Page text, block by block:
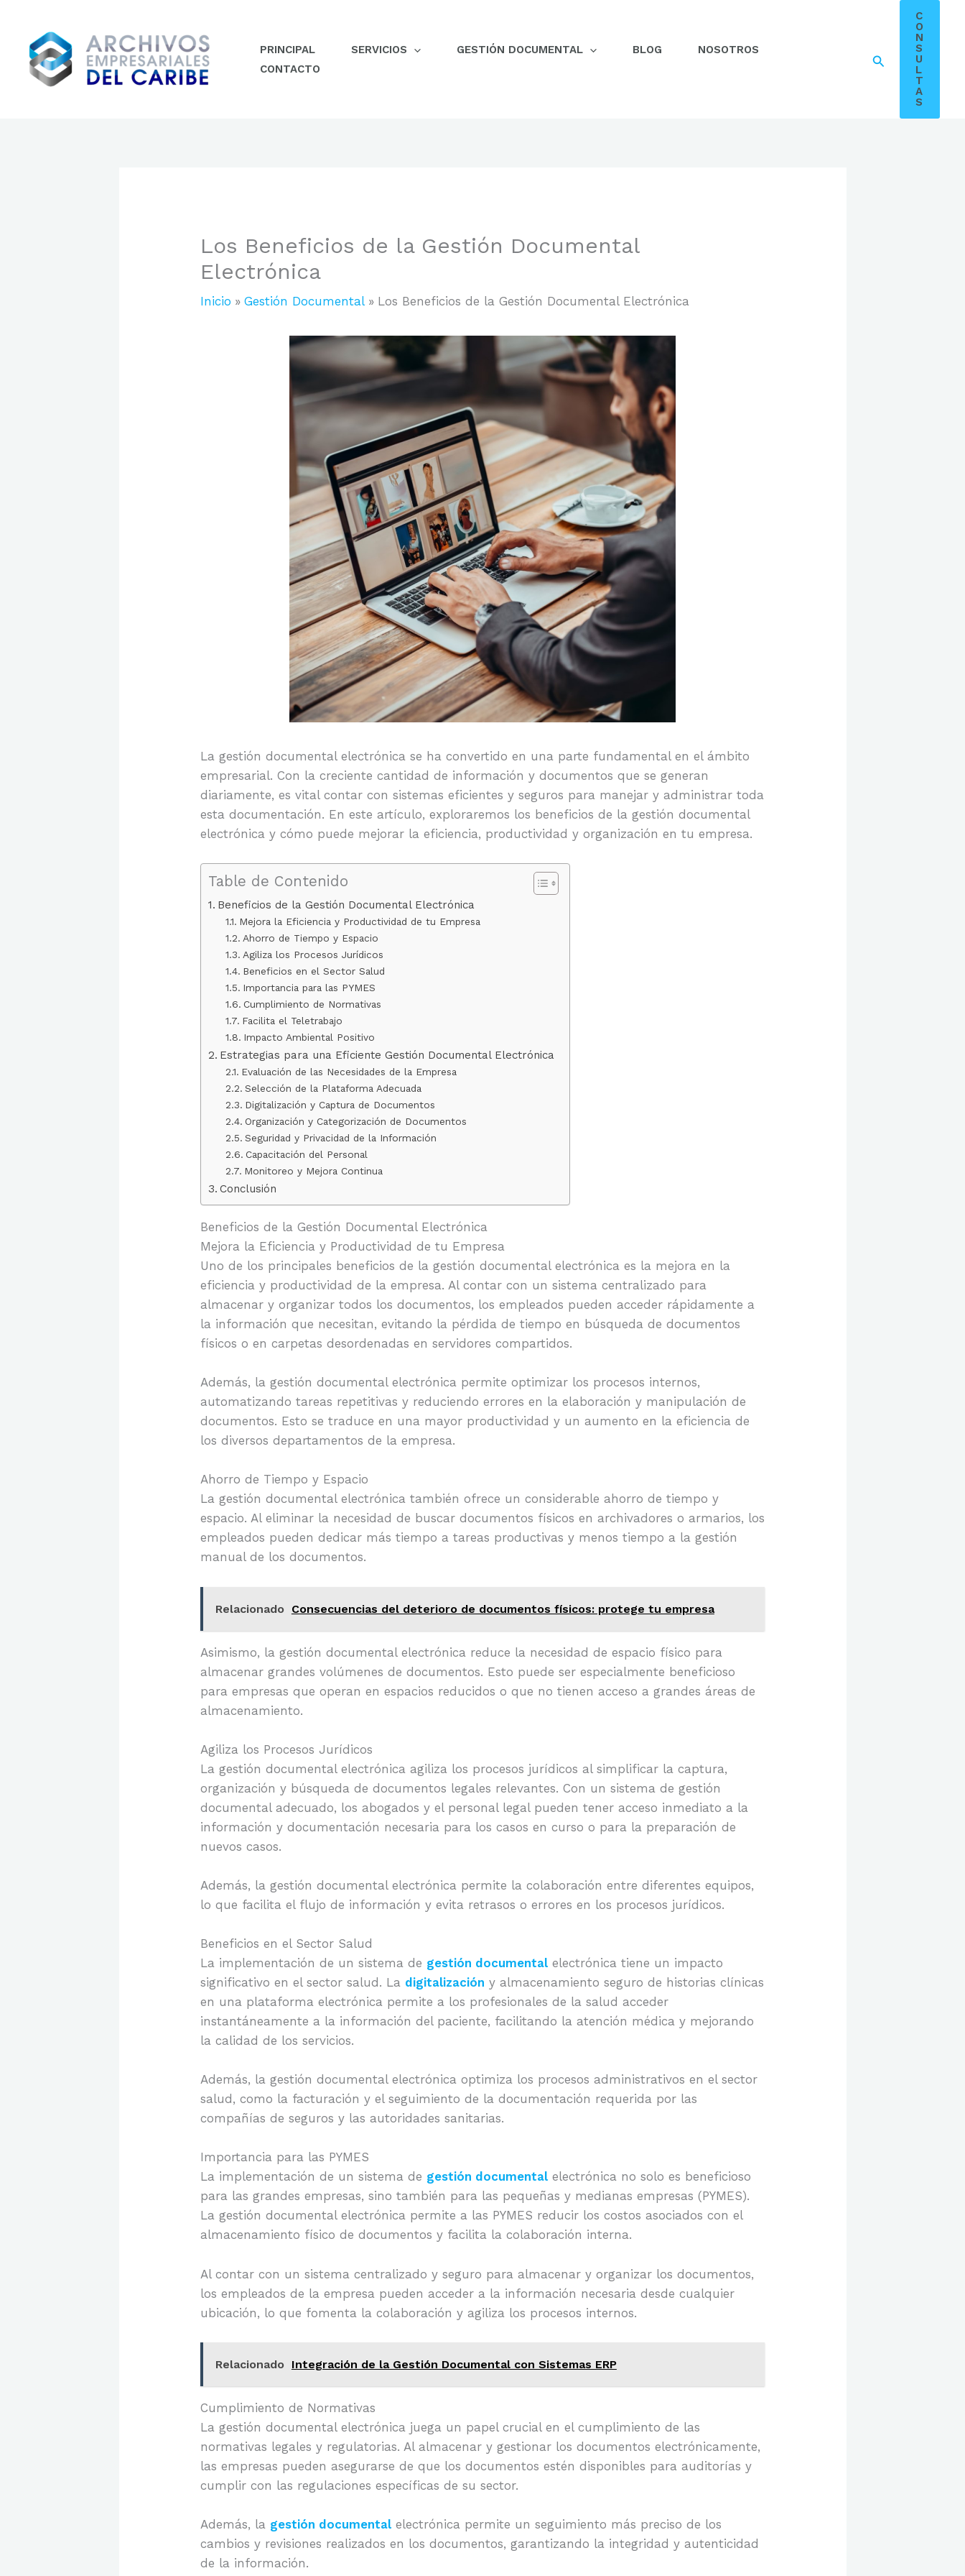
contenido
PRINCIPAL SERVICIOS GESTIÓN DOCUMENTAL BLOG
NOSOTROS
CONTACTO
Buscar
C
O
N
S
U
L
T
A
S
Los Beneficios de la Gestión Documental
Electrónica
Inicio Gestión Documental Los Beneficios de la Gestión Documental Electrónica
La gestión documental electrónica se ha convertido en una parte fundamental en el ámbito
empresarial. Con la creciente cantidad de información y documentos que se generan
diariamente, es vital contar con sistemas eficientes y seguros para manejar y administrar toda
esta documentación. En este artículo, exploraremos los beneficios de la gestión documental
electrónica y cómo puede mejorar la eficiencia, productividad y organización en tu empresa.
Table de Contenido
Beneficios de la Gestión Documental Electrónica
Mejora la Eficiencia y Productividad de tu Empresa
Ahorro de Tiempo y Espacio
Agiliza los Procesos Jurídicos
Beneficios en el Sector Salud
Importancia para las PYMES
Cumplimiento de Normativas
Facilita el Teletrabajo
Impacto Ambiental Positivo
Estrategias para una Eficiente Gestión Documental Electrónica
Evaluación de las Necesidades de la Empresa
Selección de la Plataforma Adecuada
Digitalización y Captura de Documentos
Organización y Categorización de Documentos
Seguridad y Privacidad de la Información
Capacitación del Personal
Monitoreo y Mejora Continua
Conclusión
Beneficios de la Gestión Documental Electrónica
Mejora la Eficiencia y Productividad de tu Empresa
Uno de los principales beneficios de la gestión documental electrónica es la mejora en la
eficiencia y productividad de la empresa. Al contar con un sistema centralizado para
almacenar y organizar todos los documentos, los empleados pueden acceder rápidamente a
la información que necesitan, evitando la pérdida de tiempo en búsqueda de documentos
físicos o en carpetas desordenadas en servidores compartidos.
Además, la gestión documental electrónica permite optimizar los procesos internos,
automatizando tareas repetitivas y reduciendo errores en la elaboración y manipulación de
documentos. Esto se traduce en una mayor productividad y un aumento en la eficiencia de
los diversos departamentos de la empresa.
Ahorro de Tiempo y Espacio
La gestión documental electrónica también ofrece un considerable ahorro de tiempo y
espacio. Al eliminar la necesidad de buscar documentos físicos en archivadores o armarios, los
empleados pueden dedicar más tiempo a tareas productivas y menos tiempo a la gestión
manual de los documentos.
Relacionado Consecuencias del deterioro de documentos físicos: protege tu empresa
Asimismo, la gestión documental electrónica reduce la necesidad de espacio físico para
almacenar grandes volúmenes de documentos. Esto puede ser especialmente beneficioso
para empresas que operan en espacios reducidos o que no tienen acceso a grandes áreas de
almacenamiento.
Agiliza los Procesos Jurídicos
La gestión documental electrónica agiliza los procesos jurídicos al simplificar la captura,
organización y búsqueda de documentos legales relevantes. Con un sistema de gestión
documental adecuado, los abogados y el personal legal pueden tener acceso inmediato a la
información y documentación necesaria para los casos en curso o para la preparación de
nuevos casos.
Además, la gestión documental electrónica permite la colaboración entre diferentes equipos,
lo que facilita el flujo de información y evita retrasos o errores en los procesos jurídicos.
Beneficios en el Sector Salud
La implementación de un sistema de gestión documentalelectrónica tiene un impacto
significativo en el sector salud. La digitalización y almacenamiento seguro de historias clínicas
en una plataforma electrónica permite a los profesionales de la salud acceder
instantáneamente a la información del paciente, facilitando la atención médica y mejorando
la calidad de los servicios.
Además, la gestión documental electrónica optimiza los procesos administrativos en el sector
salud, como la facturación y el seguimiento de la documentación requerida por las
compañías de seguros y las autoridades sanitarias.
Importancia para las PYMES
La implementación de un sistema de gestión documentalelectrónica no solo es beneficioso
para las grandes empresas, sino también para las pequeñas y medianas empresas (PYMES).
La gestión documental electrónica permite a las PYMES reducir los costos asociados con el
almacenamiento físico de documentos y facilita la colaboración interna.
Al contar con un sistema centralizado y seguro para almacenar y organizar los documentos,
los empleados de la empresa pueden acceder a la información necesaria desde cualquier
ubicación, lo que fomenta la colaboración y agiliza los procesos internos.
Relacionado Integración de la Gestión Documental con Sistemas ERP
Cumplimiento de Normativas
La gestión documental electrónica juega un papel crucial en el cumplimiento de las
normativas legales y regulatorias. Al almacenar y gestionar los documentos electrónicamente,
las empresas pueden asegurarse de que los documentos estén disponibles para auditorías y
cumplir con las regulaciones específicas de su sector.
Además, la gestión documentalelectrónica permite un seguimiento más preciso de los
cambios y revisiones realizados en los documentos, garantizando la integridad y autenticidad
de la información.